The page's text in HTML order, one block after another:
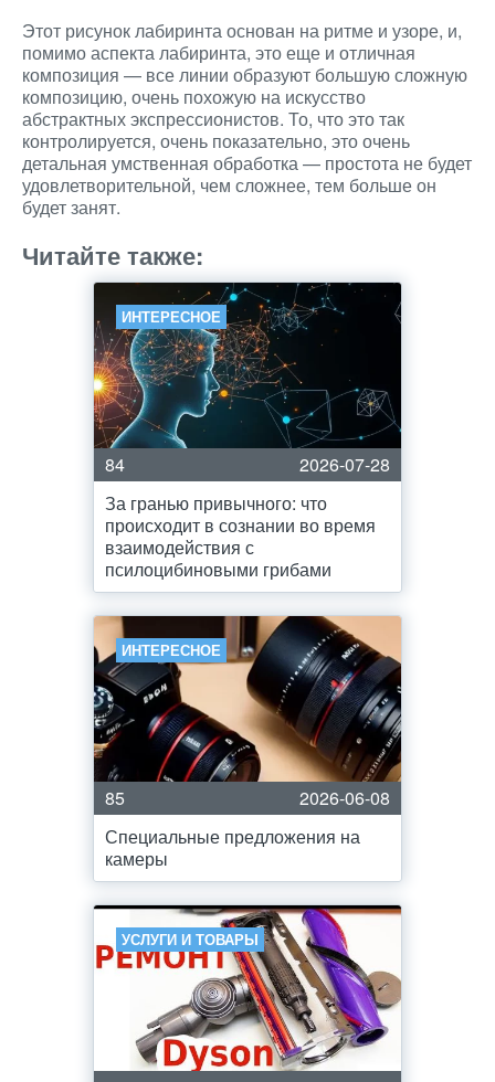
Этот рисунок лабиринта основан на ритме и узоре, и,
помимо аспекта лабиринта, это еще и отличная
композиция — все линии образуют большую сложную
композицию, очень похожую на искусство
абстрактных экспрессионистов. То, что это так
контролируется, очень показательно, это очень
детальная умственная обработка — простота не будет
удовлетворительной, чем сложнее, тем больше он
будет занят.
Читайте также:
ИНТЕРЕСНОЕ
84
2026-07-28
За гранью привычного: что
происходит в сознании во время
взаимодействия с
псилоцибиновыми грибами
ИНТЕРЕСНОЕ
85
2026-06-08
Специальные предложения на
камеры
УСЛУГИ И ТОВАРЫ